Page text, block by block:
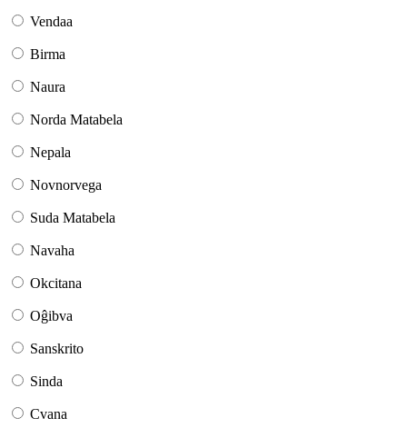
Vendaa
Birma
Naura
Norda Matabela
Nepala
Novnorvega
Suda Matabela
Navaha
Okcitana
Oĝibva
Sanskrito
Sinda
Cvana